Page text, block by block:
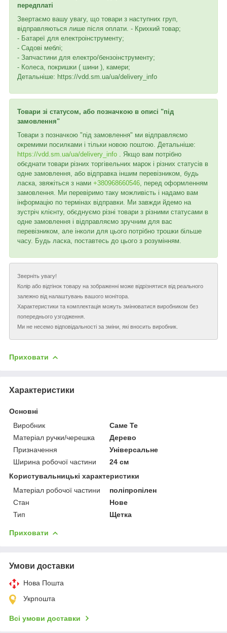
передплаті
Звертаємо вашу увагу, що товари з наступних груп,
відправляються лише після оплати. - Крихкий товар;
- Батареї для електроінструменту;
- Садові меблі;
- Запчастини для електро/бензоінструменту;
- Колеса, покришки ( шини ), камери;
Детальніше: https://vdd.sm.ua/ua/delivery_info
Товари зі статусом, або позначкою в описі "під
замовлення"
Товари з позначкою "під замовлення" ми відправляємо
окремими посилками і тільки новою поштою. Детальніше:
https://vdd.sm.ua/ua/delivery_info . Якщо вам потрібно
обєднати товари різних торгівельних марок і різних статусів в
одне замовлення, або відправка іншим перевізником, будь
ласка, звяжіться з нами +380968660546 , перед оформленням
замовлення. Ми перевіримо таку можливість і надамо вам
інформацію по термінах відправки. Ми завжди йдемо на
зустріч клієнту, обєднуємо різні товари з різними статусами в
одне замовлення і відправляємо зручним для вас
перевізником, але інколи для цього потрібно трошки більше
часу. Будь ласка, поставтесь до цього з розумінням.
Зверніть увагу!
Колір або відтінок товару на зображенні може відрізнятися від реального
залежно від налаштувань вашого монітора.
Характеристики та комплектація можуть змінюватися виробником без
попереднього узгодження.
Ми не несемо відповідальності за зміни, які вносить виробник.
Приховати
Характеристики
Основні
Виробник
Саме Те
Матеріал ручки/черешка
Дерево
Призначення
Універсальне
Ширина робочої частини
24 см
Користувальницькі характеристики
Матеріал робочої частини
поліпропілен
Стан
Нове
Тип
Щетка
Приховати
Умови доставки
Нова Пошта
Укрпошта
Всі умови доставки